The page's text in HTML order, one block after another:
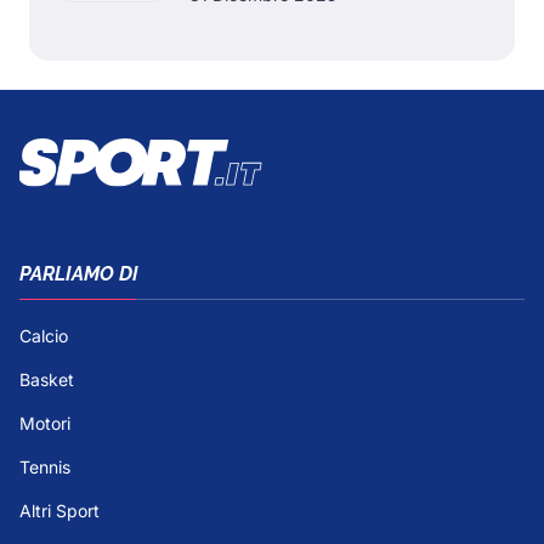
PARLIAMO DI
Calcio
Basket
Motori
Tennis
Altri Sport